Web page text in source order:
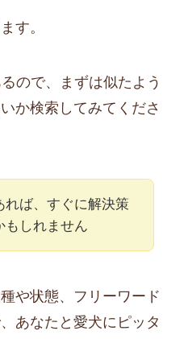
す。
ので、まずは似たよう
か検索してみてくださ
れば、すぐに解決策
もしれません
や状態、フリーワード
あなたと愛犬にピッタ